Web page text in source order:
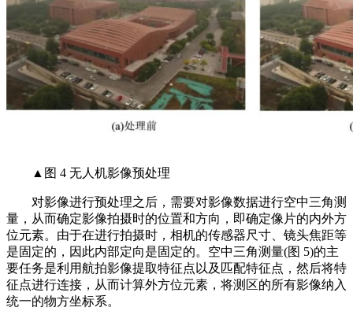
▲图 4 无人机影像预处理
对影像进行预处理之后，需要对影像数据进行空中三角测
量，从而确定影像拍摄时的位置和方向，即确定像片的内外方
位元素。由于在进行拍摄时，相机的传感器尺寸、镜头焦距等
是固定的，因此内部定向是固定的。空中三角测量(图 5)的主
要任务是利用航拍影像提取特征点以及匹配特征点，然后将特
征点进行连接，从而计算外方位元素，将测区的所有影像纳入
统一的物方坐标系。